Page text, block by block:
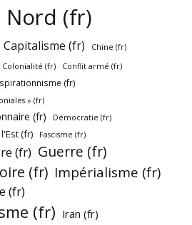
(fr)
Capitalisme (fr) Chine (fr)
Colonialité (fr) Conflit armé (fr)
(fr)
» (fr)
(fr) Démocratie (fr)
(fr) Fascisme (fr)
(fr) Guerre (fr)
(fr) Impérialisme (fr)
(fr)
(fr) Iran (fr)